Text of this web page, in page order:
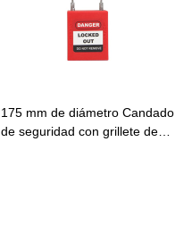
175 mm de diámetro Candado
de seguridad con grillete de